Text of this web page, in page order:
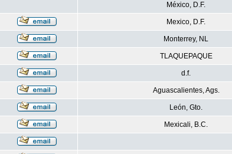
México, D.F.
Mexico, D.F.
Monterrey, NL
TLAQUEPAQUE
d.f.
Aguascalientes, Ags.
León, Gto.
Mexicali, B.C.